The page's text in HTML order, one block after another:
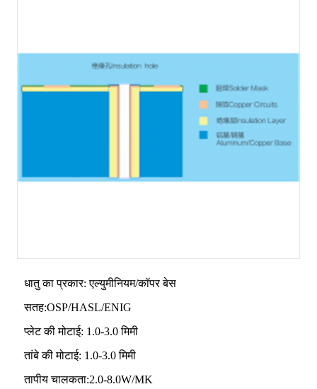
धातु का प्रकार: एल्युमीनियम/कॉपर बेस
सतह:OSP/HASL/ENIG
प्लेट की मोटाई: 1.0-3.0 मिमी
तांबे की मोटाई: 1.0-3.0 मिमी
तापीय चालकता:2.0-8.0W/MK